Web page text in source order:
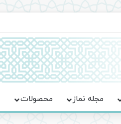
نمازهای جماعت در موکب فاطمه الزهرا (س)
مجله نماز محصولات